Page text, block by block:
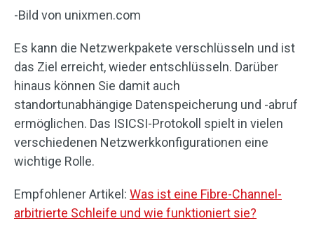
-Bild von unixmen.com
Es kann die Netzwerkpakete verschlüsseln und ist
das Ziel erreicht, wieder entschlüsseln. Darüber
hinaus können Sie damit auch
standortunabhängige Datenspeicherung und -abruf
ermöglichen. Das ISICSI-Protokoll spielt in vielen
verschiedenen Netzwerkkonfigurationen eine
wichtige Rolle.
Empfohlener Artikel: Was ist eine Fibre-Channel-
arbitrierte Schleife und wie funktioniert sie?